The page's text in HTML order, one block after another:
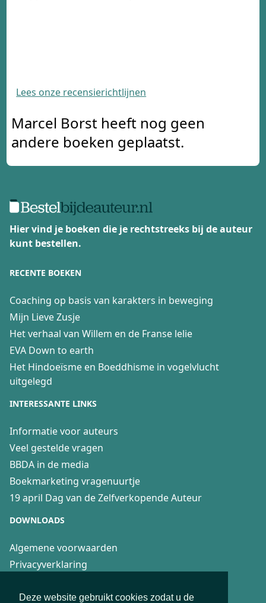
Deze website gebruikt cookies zodat u de
Lees onze recensierichtlijnen
Marcel Borst heeft nog geen
andere boeken geplaatst.
Hier vind je boeken die je rechtstreeks bij de auteur
kunt bestellen.
RECENTE BOEKEN
Coaching op basis van karakters in beweging
Mijn Lieve Zusje
Het verhaal van Willem en de Franse lelie
EVA Down to earth
Het Hindoeïsme en Boeddhisme in vogelvlucht
uitgelegd
INTERESSANTE LINKS
Informatie voor auteurs
Veel gestelde vragen
BBDA in de media
Boekmarketing vragenuurtje
19 april Dag van de Zelfverkopende Auteur
DOWNLOADS
Algemene voorwaarden
Privacyverklaring
Fair Practice Code voor 4boeken